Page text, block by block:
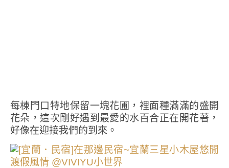
每棟門口特地保留一塊花圃，裡面種滿滿的盛開
花朵，這次剛好遇到最愛的水百合正在開花著，
好像在迎接我們的到來。